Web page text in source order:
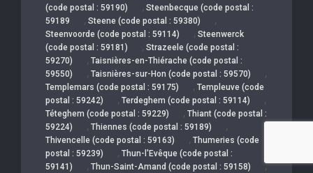
(code postal : 59190)
, Steenbecque (code postal :
59189
, Steene (code postal : 59380) ,
Steenvoorde (code postal : 59114) , Steenwerck
(code postal : 59181)
, Strazeele (code postal :
59270)
, Taisnières-en-Thiérache (code postal :
59550)
, Taisnières-sur-Hon (code postal : 59570) ,
Templemars (code postal : 59175) , Templeuve (code
postal : 59242)
, Terdeghem (code postal : 59114) ,
Téteghem (code postal : 59229) , Thiant (code postal :
59224)
, Thiennes (code postal : 59189) ,
Thivencelle (code postal : 59163) , Thumeries (code
postal : 59239)
, Thun-l'Evêque (code postal :
59141)
, Thun-Saint-Amand (code postal : 59158) ,